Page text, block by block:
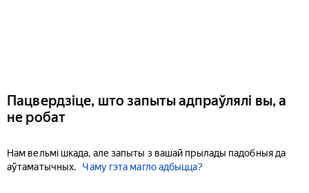
Пацвердзіце, што запыты адпраўлялі вы, а
не робат
Нам вельмі шкада, але запыты з вашай прылады падобныя да
аўтаматычных.
Чаму гэта магло адбыцца?